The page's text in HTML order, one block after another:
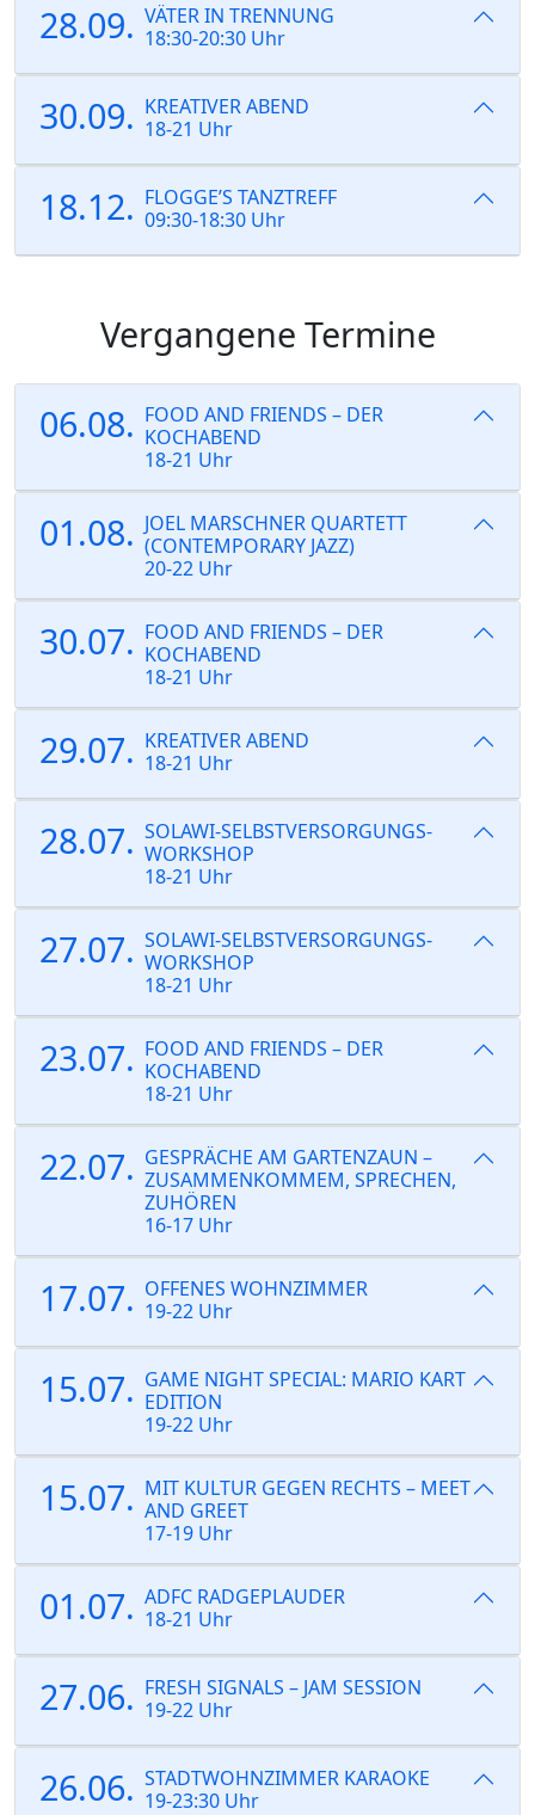
28.09. VÄTER IN TRENNUNG
18:30-20:30 Uhr
30.09. KREATIVER ABEND
18-21 Uhr
18.12. FLOGGE’S TANZTREFF
09:30-18:30 Uhr
Vergangene Termine
06.08. FOOD AND FRIENDS – DER
KOCHABEND
18-21 Uhr
01.08. JOEL MARSCHNER QUARTETT
(CONTEMPORARY JAZZ)
20-22 Uhr
30.07. FOOD AND FRIENDS – DER
KOCHABEND
18-21 Uhr
29.07. KREATIVER ABEND
18-21 Uhr
28.07. SOLAWI-SELBSTVERSORGUNGS-
WORKSHOP
18-21 Uhr
27.07. SOLAWI-SELBSTVERSORGUNGS-
WORKSHOP
18-21 Uhr
23.07. FOOD AND FRIENDS – DER
KOCHABEND
18-21 Uhr
22.07. GESPRÄCHE AM GARTENZAUN –
ZUSAMMENKOMMEM, SPRECHEN,
ZUHÖREN
16-17 Uhr
17.07. OFFENES WOHNZIMMER
19-22 Uhr
15.07. GAME NIGHT SPECIAL: MARIO KART
EDITION
19-22 Uhr
15.07. MIT KULTUR GEGEN RECHTS – MEET
AND GREET
17-19 Uhr
01.07. ADFC RADGEPLAUDER
18-21 Uhr
27.06. FRESH SIGNALS – JAM SESSION
19-22 Uhr
26.06. STADTWOHNZIMMER KARAOKE
19-23:30 Uhr